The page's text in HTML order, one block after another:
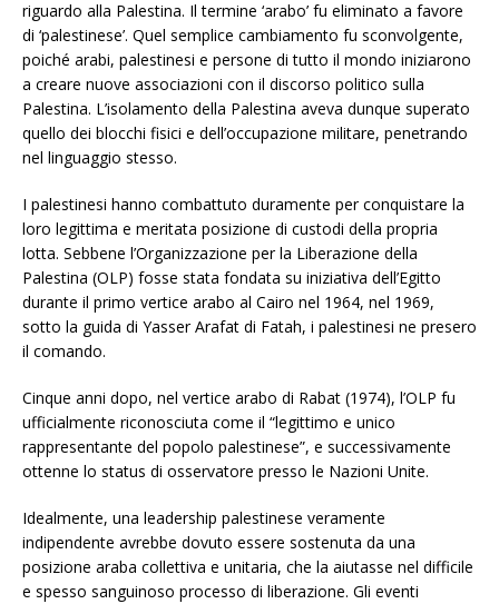
riguardo alla Palestina. Il termine ‘arabo’ fu eliminato a favore
di ‘palestinese’. Quel semplice cambiamento fu sconvolgente,
poiché arabi, palestinesi e persone di tutto il mondo iniziarono
a creare nuove associazioni con il discorso politico sulla
Palestina. L’isolamento della Palestina aveva dunque superato
quello dei blocchi fisici e dell’occupazione militare, penetrando
nel linguaggio stesso.
I palestinesi hanno combattuto duramente per conquistare la
loro legittima e meritata posizione di custodi della propria
lotta. Sebbene l’Organizzazione per la Liberazione della
Palestina (OLP) fosse stata fondata su iniziativa dell’Egitto
durante il primo vertice arabo al Cairo nel 1964, nel 1969,
sotto la guida di Yasser Arafat di Fatah, i palestinesi ne presero
il comando.
Cinque anni dopo, nel vertice arabo di Rabat (1974), l’OLP fu
ufficialmente riconosciuta come il “legittimo e unico
rappresentante del popolo palestinese”, e successivamente
ottenne lo status di osservatore presso le Nazioni Unite.
Idealmente, una leadership palestinese veramente
indipendente avrebbe dovuto essere sostenuta da una
posizione araba collettiva e unitaria, che la aiutasse nel difficile
e spesso sanguinoso processo di liberazione. Gli eventi